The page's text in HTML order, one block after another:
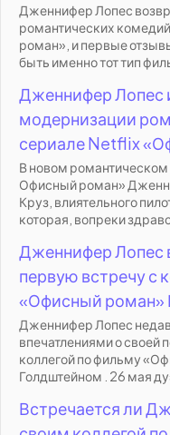
Дженнифер Лопес
романтических
роман», и первые
быть именно тот тип
Дженнифер Лопес
модернизации
сериале Netflix
В новом
Офисный роман»
Круз, влиятельного
которая, вопреки
Дженнифер Лопес
первую встречу с
«Офисный роман»
Дженнифер Лопес
впечатлениями о своей
коллегой по фильму
Голдштейном . 26 мая
Встречается ли